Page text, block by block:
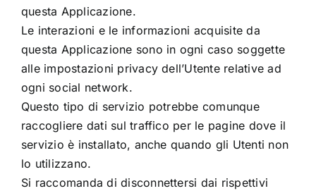
questa Applicazione.
Le interazioni e le informazioni acquisite da
questa Applicazione sono in ogni caso soggette
alle impostazioni privacy dell’Utente relative ad
ogni social network.
Questo tipo di servizio potrebbe comunque
raccogliere dati sul traffico per le pagine dove il
servizio è installato, anche quando gli Utenti non
lo utilizzano.
Si raccomanda di disconnettersi dai rispettivi